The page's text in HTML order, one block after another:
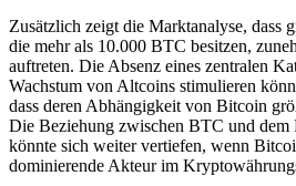
Zusätzlich zeigt die Marktanalyse, dass
die mehr als 10.000 BTC besitzen,
auftreten. Die Absenz eines zentralen
Wachstum von Altcoins stimulieren
dass deren Abhängigkeit von Bitcoin
Die Beziehung zwischen BTC und dem
könnte sich weiter vertiefen, wenn
dominierende Akteur im